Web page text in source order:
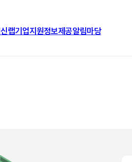
랩기업지원정보제공알림마당